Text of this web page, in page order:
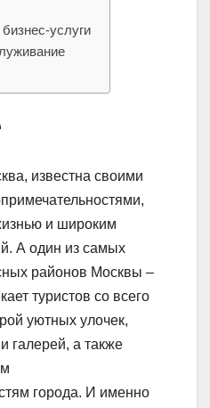
услуги
известна своими
и широким
А один из самых
районов Москвы –
туристов со всего
уютных улочек,
галерей, а также
города. И именно